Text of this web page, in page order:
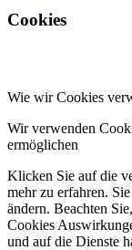
Cookies
Wie wir Cookies
Wir verwenden
ermöglichen
Klicken Sie auf die
mehr zu erfahren.
ändern. Beachten
Cookies
und auf die Dienste